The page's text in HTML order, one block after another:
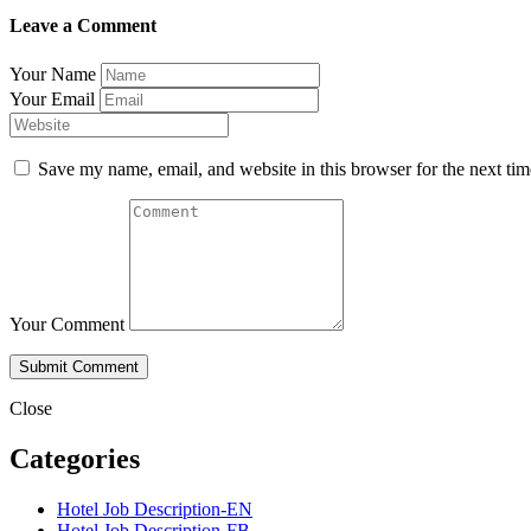
Leave a Comment
Your Name
Your Email
Save my name, email, and website in this browser for the next
Your Comment
Close
Categories
Hotel Job Description-EN